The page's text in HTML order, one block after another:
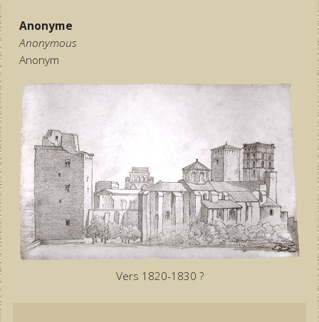
Anonyme
Anonymous
Anonym
Vers 1820-1830 ?